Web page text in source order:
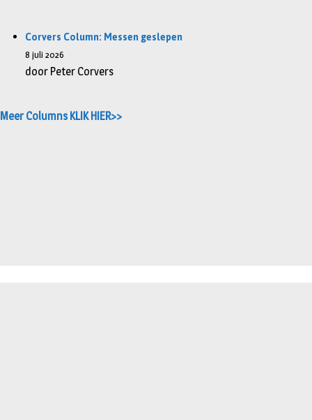
Corvers Column: Messen geslepen
8 juli 2026
door Peter Corvers
Meer Columns KLIK HIER>>